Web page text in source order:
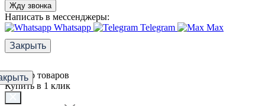
Жду звонка
Написать в мессенджеры:
Whatsapp
Telegram
Max
Закрыть
Фильтр товаров
Купить в 1 клик